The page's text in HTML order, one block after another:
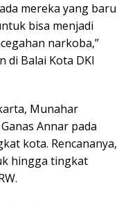
mereka yang baru
bisa menjadi
narkoba,”
di Balai Kota DKI
Munahar
Annar pada
kota. Rencananya,
hingga tingkat